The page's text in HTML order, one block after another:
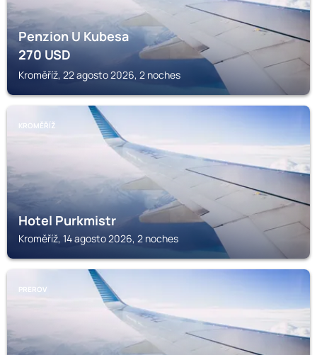
Penzion U Kubesa
270USD
Kroměříž, 22 agosto 2026, 2 noches
KROMĚŘÍŽ
Hotel Purkmistr
Kroměříž, 14 agosto 2026, 2 noches
PREROV